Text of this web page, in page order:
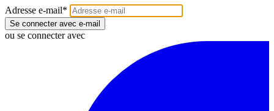
Adresse e-mail*
Se connecter avec e-mail
ou se connecter avec